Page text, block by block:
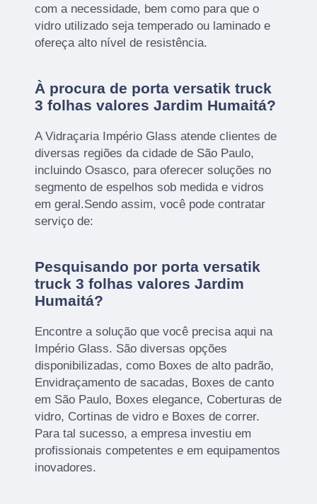
com a necessidade, bem como para que o
vidro utilizado seja temperado ou laminado e
ofereça alto nível de resistência.
À procura de porta versatik truck
3 folhas valores Jardim Humaitá?
A Vidraçaria Império Glass atende clientes de
diversas regiões da cidade de São Paulo,
incluindo Osasco, para oferecer soluções no
segmento de espelhos sob medida e vidros
em geral.Sendo assim, você pode contratar
serviço de:
Pesquisando por porta versatik
truck 3 folhas valores Jardim
Humaitá?
Encontre a solução que você precisa aqui na
Império Glass. São diversas opções
disponibilizadas, como Boxes de alto padrão,
Envidraçamento de sacadas, Boxes de canto
em São Paulo, Boxes elegance, Coberturas de
vidro, Cortinas de vidro e Boxes de correr.
Para tal sucesso, a empresa investiu em
profissionais competentes e em equipamentos
inovadores.